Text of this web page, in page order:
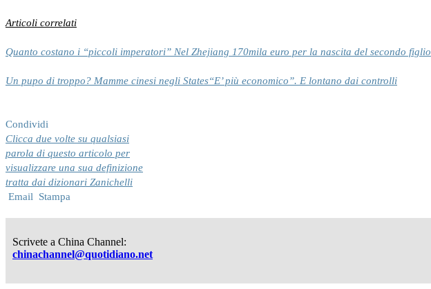
Articoli correlati
Quanto costano i “piccoli imperatori” Nel Zhejiang 170mila euro per la nascita del secondo figlio
Un pupo di troppo? Mamme cinesi negli States“E’ più economico”. E lontano dai controlli
Condividi
Clicca due volte su qualsiasi
parola di questo articolo per
visualizzare una sua definizione
tratta dai dizionari Zanichelli
Email
Stampa
Scrivete a China Channel:
chinachannel@quotidiano.net